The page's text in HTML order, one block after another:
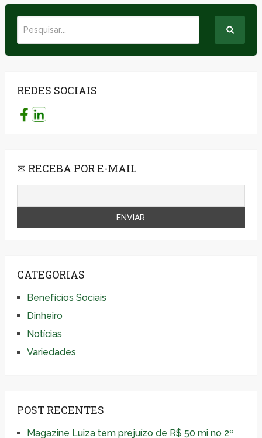
REDES SOCIAIS
✉ RECEBA POR E-MAIL
CATEGORIAS
Benefícios Sociais
Dinheiro
Notícias
Variedades
POST RECENTES
Magazine Luiza tem prejuízo de R$ 50 mi no 2º